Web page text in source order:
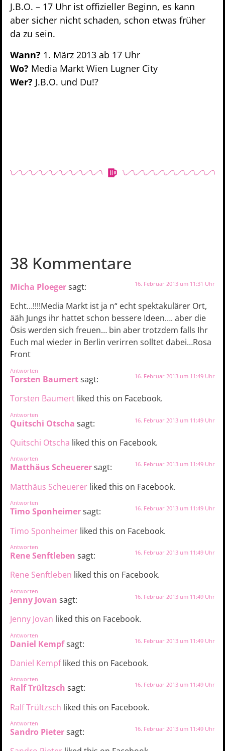
J.B.O. – 17 Uhr ist offizieller Beginn, es kann
aber sicher nicht schaden, schon etwas früher
da zu sein.
Wann? 1. März 2013 ab 17 Uhr
Wo? Media Markt Wien Lugner City
Wer? J.B.O. und Du!?
38 Kommentare
Micha Ploegersagt: 16. Februar 2013 um 11:31 Uhr
Echt…!!!!Media Markt ist ja n“ echt spektakulärer Ort,
ääh Jungs ihr hattet schon bessere Ideen…. aber die
Ösis werden sich freuen… bin aber trotzdem falls Ihr
Euch mal wieder in Berlin verirren solltet dabei…Rosa
Front
Antworten
Torsten Baumertsagt: 16. Februar 2013 um 11:49 Uhr
Torsten Baumert liked this on Facebook.
Antworten
Quitschi Otscha sagt: 16. Februar 2013 um 11:49 Uhr
Quitschi Otscha liked this on Facebook.
Antworten
Matthäus Scheuerersagt: 16. Februar 2013 um 11:49 Uhr
Matthäus Scheuerer liked this on Facebook.
Antworten
Timo Sponheimersagt: 16. Februar 2013 um 11:49 Uhr
Timo Sponheimer liked this on Facebook.
Antworten
Rene Senftleben sagt: 16. Februar 2013 um 11:49 Uhr
Rene Senftleben liked this on Facebook.
Antworten
Jenny Jovan sagt: 16. Februar 2013 um 11:49 Uhr
Jenny Jovan liked this on Facebook.
Antworten
Daniel Kempfsagt: 16. Februar 2013 um 11:49 Uhr
Daniel Kempfliked this on Facebook.
Antworten
Ralf Trültzsch sagt: 16. Februar 2013 um 11:49 Uhr
Ralf Trültzsch liked this on Facebook.
Antworten
Sandro Pietersagt: 16. Februar 2013 um 11:49 Uhr